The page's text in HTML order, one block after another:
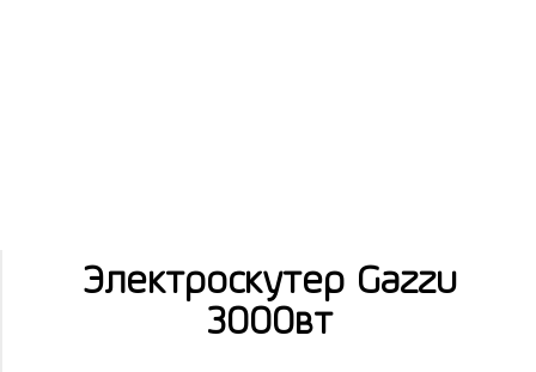
Электроскутер Gazzu
3000вт